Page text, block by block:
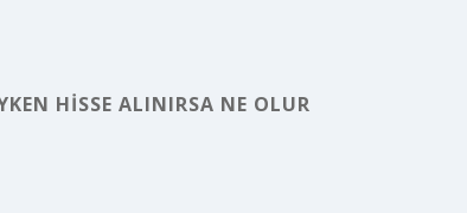
HISSE ALINIRSA NE OLUR